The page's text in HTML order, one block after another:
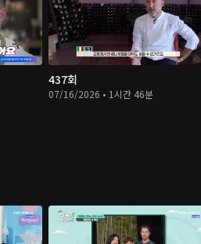
437회
07/16/2026 • 1시간 46분